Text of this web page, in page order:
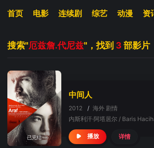
首页 电影 连续剧 综艺 动漫 资讯
暂无观看影片的记录
搜索"厄兹詹.代尼兹"，找到 3 部影片
已完结
中间人
2012 / 海外 剧情
播放 详情